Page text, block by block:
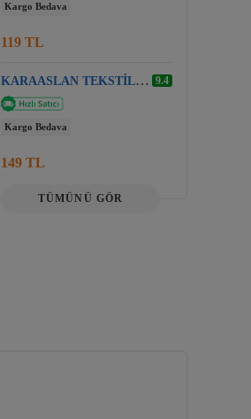
Kargo Bedava
119 TL
KARAASLAN TEKSTİL A
KSESUARLARI
9.4
Kargo Bedava
149 TL
TÜMÜNÜ GÖR